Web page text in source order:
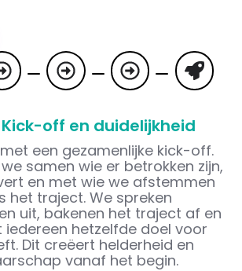
Kick-off en duidelijkheid
een gezamenlijke kick-off.
samen wie er betrokken zijn,
en met wie we afstemmen
het traject. We spreken
uit, bakenen het traject af en
iedereen hetzelfde doel voor
Dit creëert helderheid en
vanaf het begin.